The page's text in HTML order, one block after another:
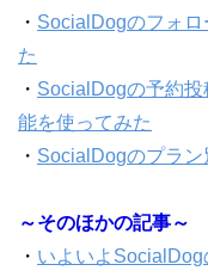
・ SocialDogのフォ
た
・ SocialDogの予約
能を使ってみた
・ SocialDogのプラン
～そのほかの記事～
・ いよいよ